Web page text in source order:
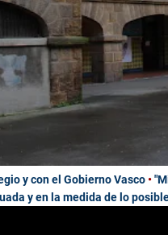
y con el Gobierno Vasco • "M
y en la medida de lo